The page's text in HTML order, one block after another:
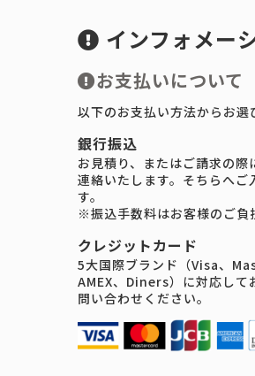
インフォメー
お支払いについて
以下のお支払い方法からお選
銀行振込
お見積り、またはご請求の
連絡いたします。そちらへご
す。
※振込手数料はお客様のご負
クレジットカード
5大国際ブランド（Visa、
AMEX、Diners）に対応して
問い合わせください。